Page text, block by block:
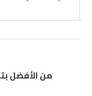
من الأفضل